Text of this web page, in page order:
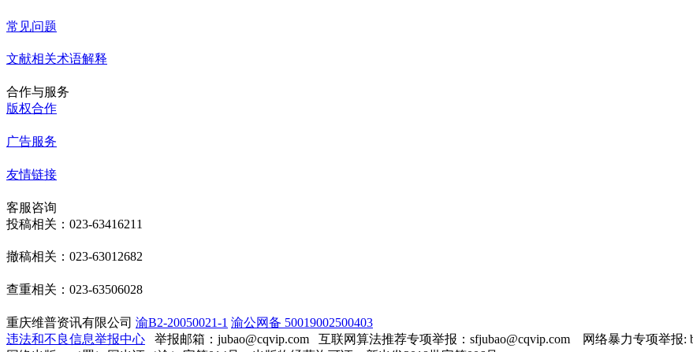
常见问题
文献相关术语解释
合作与服务
版权合作
广告服务
友情链接
客服咨询
投稿相关：023-63416211
撤稿相关：023-63012682
查重相关：023-63506028
重庆维普资讯有限公司 渝B2-20050021-1 渝公网备 50019002500403
违法和不良信息举报中心 举报邮箱：jubao@cqvip.com 互联网算法推荐专项举报：sfjubao@cqvip.com 网络暴力专项举报: